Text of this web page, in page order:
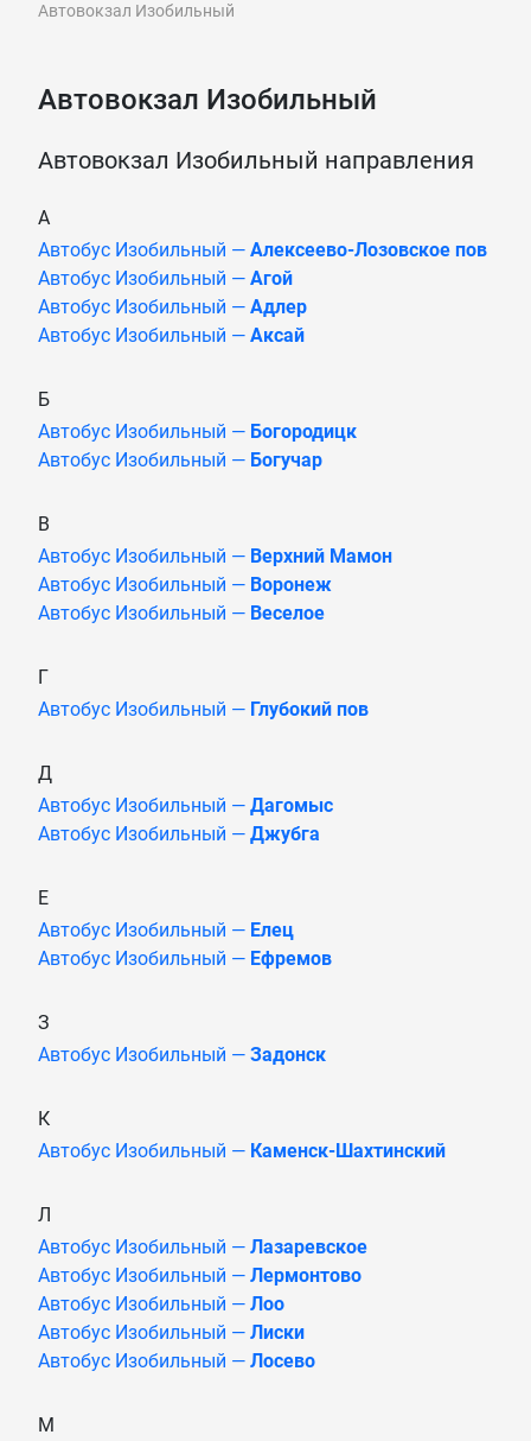
Автовокзал Изобильный
Автовокзал Изобильный
Автовокзал Изобильный направления
А
Автобус Изобильный — Алексеево-Лозовское пов
Автобус Изобильный — Агой
Автобус Изобильный — Адлер
Автобус Изобильный — Аксай
Б
Автобус Изобильный — Богородицк
Автобус Изобильный — Богучар
В
Автобус Изобильный — Верхний Мамон
Автобус Изобильный — Воронеж
Автобус Изобильный — Веселое
Г
Автобус Изобильный — Глубокий пов
Д
Автобус Изобильный — Дагомыс
Автобус Изобильный — Джубга
Е
Автобус Изобильный — Елец
Автобус Изобильный — Ефремов
З
Автобус Изобильный — Задонск
К
Автобус Изобильный — Каменск-Шахтинский
Л
Автобус Изобильный — Лазаревское
Автобус Изобильный — Лермонтово
Автобус Изобильный — Лоо
Автобус Изобильный — Лиски
Автобус Изобильный — Лосево
М